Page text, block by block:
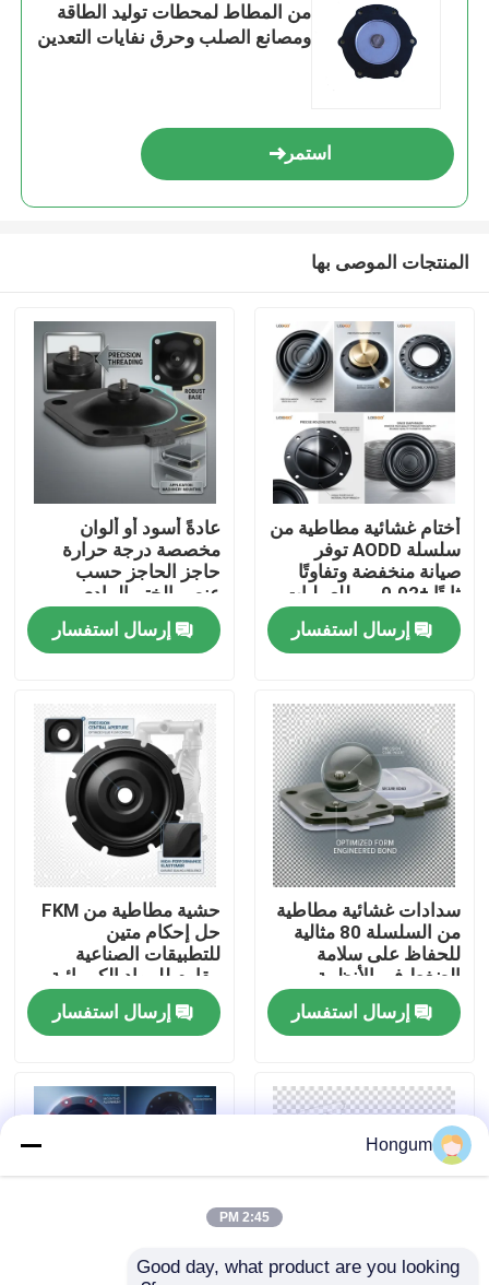
المنزل
المنتجات
حولنا
جولة في المصنع
مراقبة الجودة
أخبار
اطلب اقتباس
الأختام المطاطية الغشائية
صمام غشاء مطاطي
من المطاط لمحطات توليد الطاقة
ومصانع الصلب وحرق نفايات التعدين
استمر
المنتجات الموصى بها
أختام غشائية مطاطية من
سلسلة AODD توفر
صيانة منخفضة وتفاوتًا
ثابتًا ±0.02 مم للعمليات
الصناعية
إرسال استفسار
عادةً أسود أو ألوان
مخصصة درجة حرارة
حاجز الحاجز حسب
عنصر الختم المادي
مناسب للبيئات القاسية
إرسال استفسار
سدادات غشائية مطاطية
من السلسلة 80 مثالية
للحفاظ على سلامة
الضغط في الأنظمة
الهوائية والهيدروليكية
إرسال استفسار
حشية مطاطية من FKM
حل إحكام متين
للتطبيقات الصناعية
مقاوم للمواد الكيميائية
ودرجات الحرارة القصوى
إرسال استفسار
Hongum
2:45 PM
Good day, what product are you looking